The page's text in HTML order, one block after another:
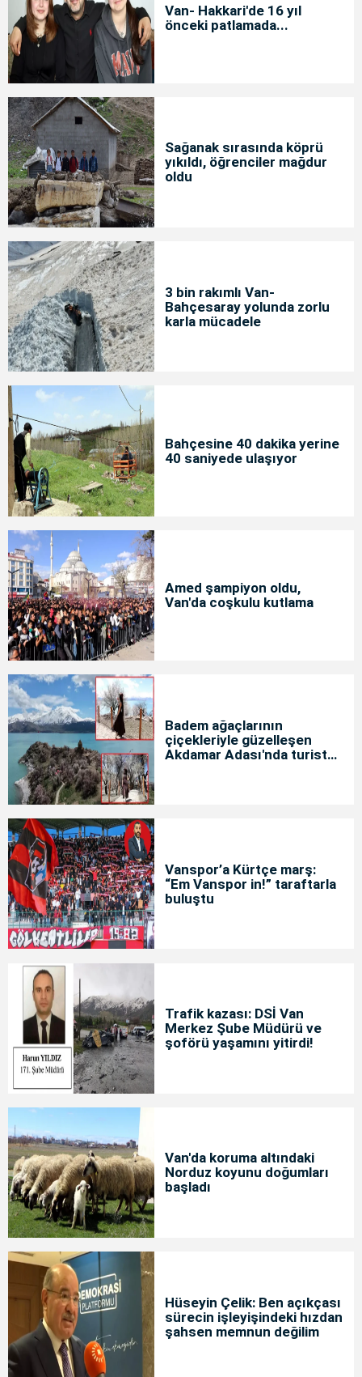
Van- Hakkari'de 16 yıl
önceki patlamada...
Sağanak sırasında köprü
yıkıldı, öğrenciler mağdur
oldu
3 bin rakımlı Van-
Bahçesaray yolunda zorlu
karla mücadele
Bahçesine 40 dakika yerine
40 saniyede ulaşıyor
Amed şampiyon oldu,
Van'da coşkulu kutlama
Badem ağaçlarının
çiçekleriyle güzelleşen
Akdamar Adası'nda turist
Vanspor’a Kürtçe marş:
“Em Vanspor in!” taraftarla
buluştu
Trafik kazası: DSİ Van
Merkez Şube Müdürü ve
şoförü yaşamını yitirdi!
Van'da koruma altındaki
Norduz koyunu doğumları
başladı
Hüseyin Çelik: Ben açıkçası
sürecin işleyişindeki hızdan
şahsen memnun değilim